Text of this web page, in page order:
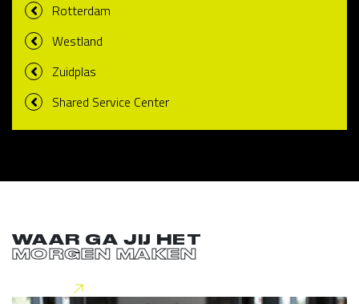
Rotterdam
Westland
Zuidplas
Shared Service Center
WAAR GA JIJ HET
MORGEN MAKEN